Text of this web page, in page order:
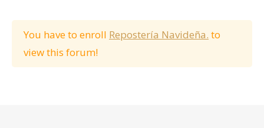
You have to enroll Repostería Navideña. to
view this forum!